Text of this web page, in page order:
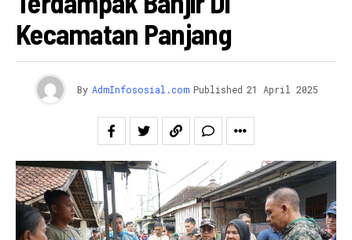
Kecamatan Panjang
By AdmInfososial.com Published 21 April 2025